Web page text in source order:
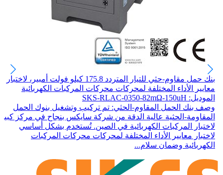
بنك حمل مقاوم-حثي للتيار المتردد 175.8 كيلو فولت أمبير، لاختبار
معايير الأداء المختلفة لمحركات محركات المركبات الكهربائية
الموديل: SKS-RLAC-0350-82mΩ-150uH
وصف بنك الحمل المقاوم-الحثي: تم تركيب وتشغيل بنوك الحمل
المقاومة-الحثية عالية الدقة من شركة سايكس بنجاح في مركز كبير
لاختبار المركبات الكهربائية في الصين. تُستخدم بشكل أساسي
لاختبار معايير الأداء المختلفة لمحركات محركات المركبات
الكهربائية وضمان سلام...